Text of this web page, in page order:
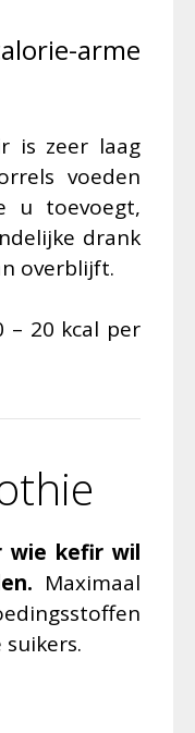
arme
is zeer laag
voeden
u toevoegt,
drank
overblijft.
– 20 kcal per
wie kefir wil
Maximaal